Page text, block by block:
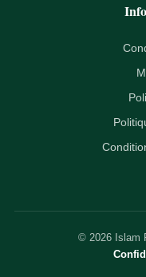
© 2026 Islam